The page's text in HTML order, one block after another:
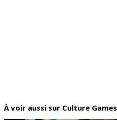
À voir aussi sur Culture Games